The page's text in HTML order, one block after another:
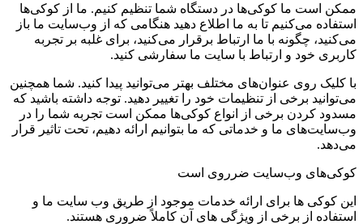
ممکن است ما کوکی‌ها در دستگاه شما تنظیم کنیم. ما از کوکی‌ها
استفاده می‌کنیم تا به ما اطلاع دهید هنگامی که از وب‌سایت ما باز
می‌کنید، چگونه با ما ارتباط برقرار می‌کنید، برای غلبه بر تجربه
کاربری خود و ارتباط با سایت ما سفارشی کنید.
با کلیک روی عنوان‌های مختلف بهتر می‌توانید پیدا کنید. شما همچنین
می‌توانید برخی از تنظیمات خود را تغییر دهید. توجه داشته باشید که
مسدود کردن برخی از انواع کوکی‌ها ممکن است تجربه شما را در
وب‌سایت‌های ما و خدماتی که ما بتوانیم ارائه دهیم، تحت تاثیر قرار
می‌دهد.
کوکی‌های وب‌سایت ضرروی است
این کوکی ها برای ارائه خدمات موجود از طریق وب سایت ما و
استفاده از برخی از ویژگی های آن کاملاً ضروری هستند.